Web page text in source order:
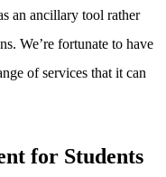
an ancillary tool rather
We’re fortunate to have
of services that it can
for Students